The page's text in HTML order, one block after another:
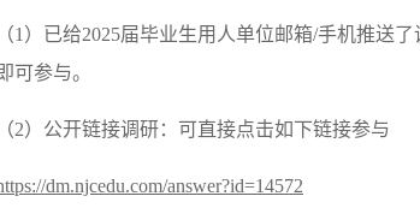
1）已给2025届毕业生用人单位邮箱/手机推送
可参与。
2）公开链接调研：可直接点击如下链接参与
dm.njcedu.com/answer?id=14572